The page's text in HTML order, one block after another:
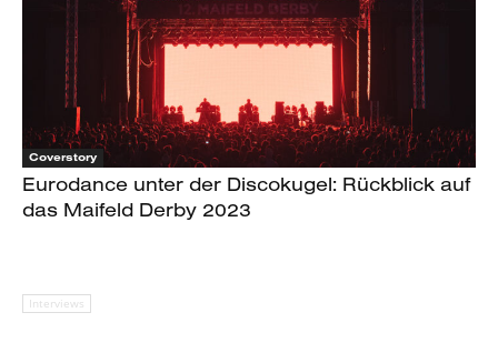
Coverstory
Eurodance unter der Discokugel: Rückblick auf
das Maifeld Derby 2023